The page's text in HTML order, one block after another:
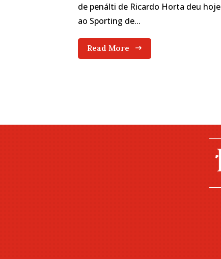
de penálti de Ricardo Horta deu hoje
ao Sporting de...
Read More